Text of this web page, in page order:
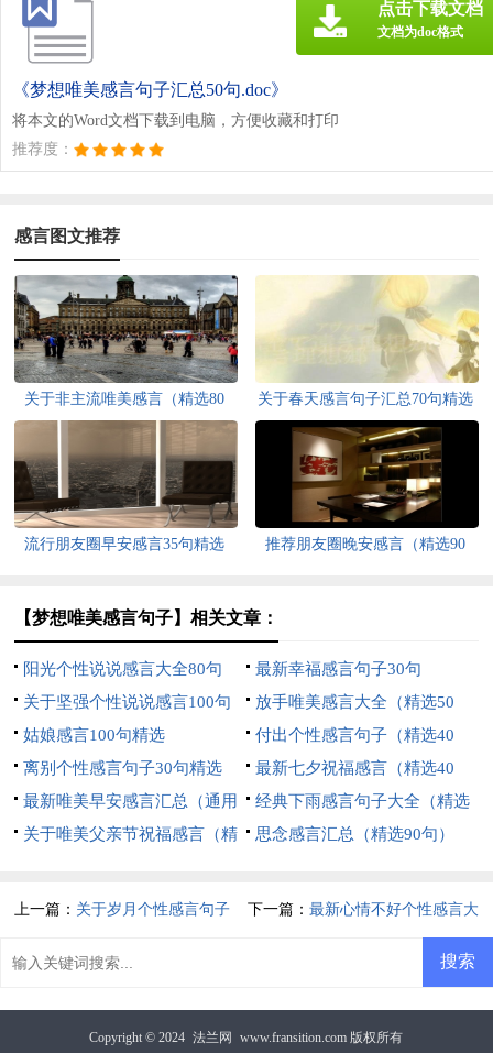
《梦想唯美感言句子汇总50句.doc》
将本文的Word文档下载到电脑，方便收藏和打印
推荐度：
点击下载文档
文档为doc格式
感言图文推荐
关于非主流唯美感言（精选80
句）
关于春天感言句子汇总70句精选
流行朋友圈早安感言35句精选
推荐朋友圈晚安感言（精选90
【梦想唯美感言句子】相关文章：
阳光个性说说感言大全80句
最新幸福感言句子30句
关于坚强个性说说感言100句
精选
放手唯美感言大全（精选50
句）
姑娘感言100句精选
付出个性感言句子（精选40
句）
离别个性感言句子30句精选
最新七夕祝福感言（精选40
句）
最新唯美早安感言汇总（通用
150句）
经典下雨感言句子大全（精选
60句）
关于唯美父亲节祝福感言（精
思念感言汇总（精选90句）
上一篇： 关于岁月个性感言句子 下一篇： 最新心情不好个性感言大
Copyright © 2024 法兰网 www.fransition.com 版权所有